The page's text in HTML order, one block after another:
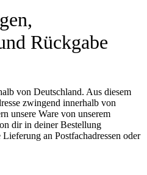
Rückgabe
von Deutschland. Aus diesem
zwingend innerhalb von
unsere Ware von unserem
dir in deiner Bestellung
an Postfachadressen oder